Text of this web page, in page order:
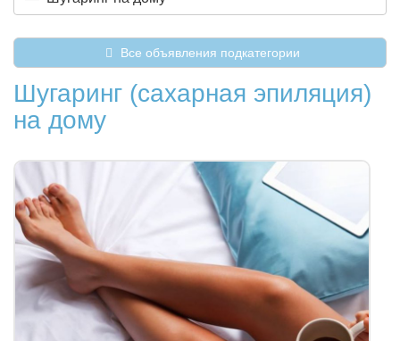
Все объявления подкатегории
Шугаринг (сахарная эпиляция)
на дому